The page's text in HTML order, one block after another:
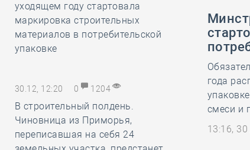
уходящем году стартовала
маркировка строительных
материалов в потребительской
упаковке
30.12, 12:20 0 1204
В строительный полдень.
Чиновница из Приморья,
переписавшая на себя 24
года
смеси и
13:16,